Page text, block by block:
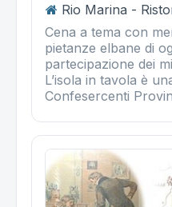
Rio Marina -
Cena a tema con
pietanze elbane di
partecipazione dei
L’isola in tavola è
Confesercenti